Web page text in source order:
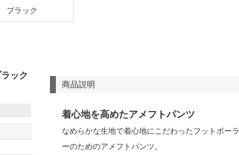
ブラック
商品説明
着心地を高めたアメフトパンツ
なめらかな生地で着心地にこだわったフットボーラ
ーのためのアメフトパンツ。
ック